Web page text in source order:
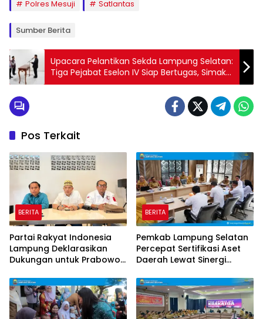
Polres Mesuji
Satlantas
Sumber Berita
Upacara Pelantikan Sekda Lampung Selatan:
Tiga Pejabat Eselon IV Siap Bertugas, Simak
Nama Mereka!
Pos Terkait
BERITA
Partai Rakyat Indonesia
Lampung Deklarasikan
Dukungan untuk Prabowo
BERITA
Pemkab Lampung Selatan
Percepat Sertifikasi Aset
Daerah Lewat Sinergi
Pertanahan